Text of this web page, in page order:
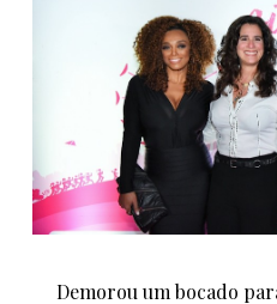
Demorou um bocado